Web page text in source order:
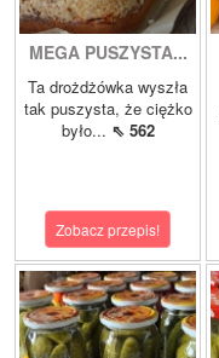
MEGA PUSZYSTA...
Ta drożdżówka wyszła
tak puszysta, że ciężko
było... ⇖ 562
Zobacz przepis!